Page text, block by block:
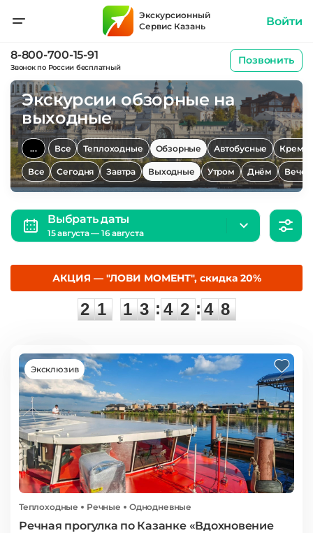
8-800-700-15-91
Звонок по России бесплатный
Позвонить
Экскурсионный
Сервис Казань
Войти
Экскурсии обзорные на
выходные
... Все Теплоходные Обзорные Автобусные
Все Сегодня Завтра Выходные Утром Днём
Выбрать даты
15 августа — 16 августа
АКЦИЯ — "ЛОВИ МОМЕНТ", скидка 20%
2
2
1
1
1
1
3
3 :
4
4
2
2 :
4
4
7
7
Эксклюзив
Теплоходные Речные Однодневные
Речная прогулка по Казанке «Вдохновение